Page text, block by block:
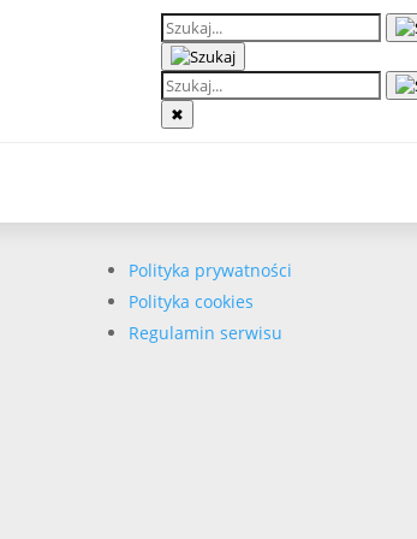
✖
Polityka prywatności
Polityka cookies
Regulamin serwisu